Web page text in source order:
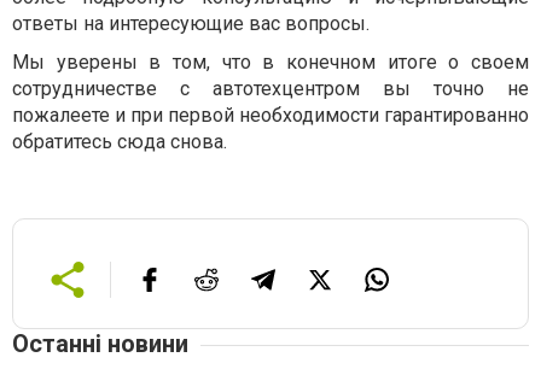
ответы на интересующие вас вопросы.
Мы уверены в том, что в конечном итоге о своем
сотрудничестве с автотехцентром вы точно не
пожалеете и при первой необходимости гарантированно
обратитесь сюда снова.
Останні новини